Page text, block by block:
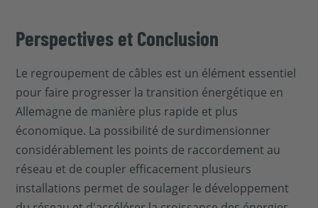
Perspectives et Conclusion
Le regroupement de câbles est un élément essentiel
pour faire progresser la transition énergétique en
Allemagne de manière plus rapide et plus
économique. La possibilité de surdimensionner
considérablement les points de raccordement au
réseau et de coupler efficacement plusieurs
installations permet de soulager le développement